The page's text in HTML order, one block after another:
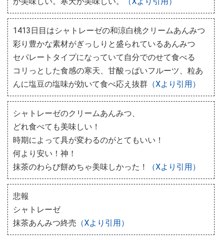
1413日目はシャトレーゼの和涼白桃クリームあんみつ
彩り豊かな素材がぎっしりと盛られているあんみつ
セパレートタイプになっていて自分でのせて食べる
コリっとした食感の寒天、甘酸っぱいフルーツ、粒あ
んに塩豆の塩味が効いて食べ応え抜群 （Xより引用）
シャトレーゼのクリームあんみつ、
どれ食べても美味しい！
時期によって具が変わるのがとてもいい！
何より安い！神！
抹茶のわらび餅めちゃ美味しかった！
（Xより引用）
悲報
シャトレーゼ
抹茶あんみつ終売 （Xより引用）